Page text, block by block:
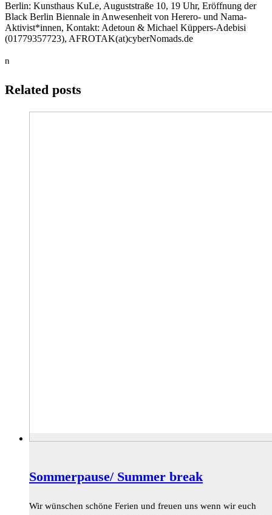
Berlin: Kunsthaus KuLe, Auguststraße 10, 19 Uhr, Eröffnung der
Black Berlin Biennale in Anwesenheit von Herero- und Nama-
Aktivist*innen, Kontakt: Adetoun & Michael Küppers-Adebisi
(01779357723), AFROTAK(at)cyberNomads.de
n
Related posts
Sommerpause/ Summer break
Wir wünschen schöne Ferien und freuen uns wenn wir euch